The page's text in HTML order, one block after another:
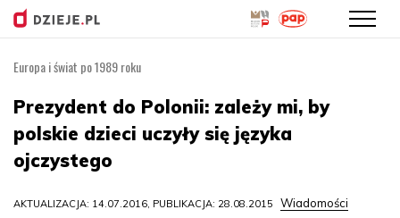
treści
Europa i świat po 1989 roku
Prezydent do Polonii: zależy mi, by
polskie dzieci uczyły się języka
ojczystego
AKTUALIZACJA: 14.07.2016, PUBLIKACJA: 28.08.2015 Wiadomości